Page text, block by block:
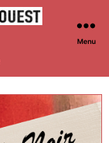
Menu